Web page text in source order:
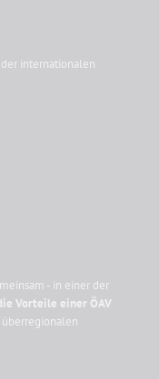
internationalen
- in einer der
Vorteile einer ÖAV